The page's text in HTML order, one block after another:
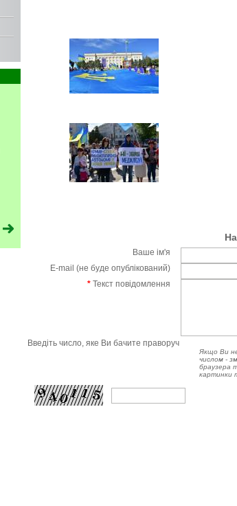
Ваше ім'я
E-mail (не буде опублікований)
* Текст повідомлення
Введіть число, яке Ви бачите праворуч
Якщо Ви
числом -
браузера
картинки